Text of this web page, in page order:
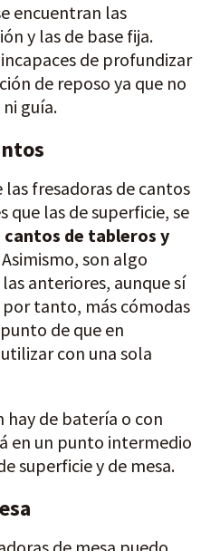
encuentran las
y las de base fija.
de profundizar
de reposo ya que no
guía.
fresadoras de cantos
que las de superficie, se
cantos de tableros y
Asimismo, son algo
anteriores, aunque sí
por tanto, más cómodas
de que en
con una sola
hay de batería o con
en un punto intermedio
superficie y de mesa.